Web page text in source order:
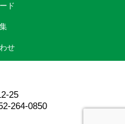
ド
せ
25
264-0850